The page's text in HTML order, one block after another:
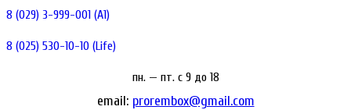
8 (029) 3-999-001 (A1)
8 (025) 530-10-10 (Life)
пн. — пт. c 9 до 18
email: prorembox@gmail.com